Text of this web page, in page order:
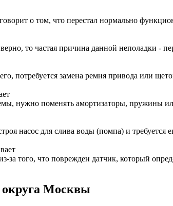
о том, что перестал нормально
то частая причина данной неполадки -
потребуется замена ремня привода или
нужно поменять амортизаторы, пружины
насос для слива воды (помпа) и требуется
за того, что поврежден датчик, который
Москвы